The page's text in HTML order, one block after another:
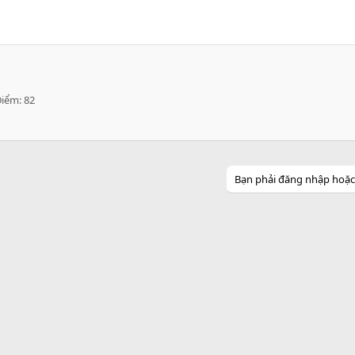
82
Bạn phải đăng nhập